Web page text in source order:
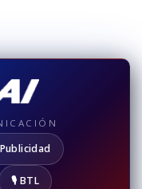
🎙️ BTL